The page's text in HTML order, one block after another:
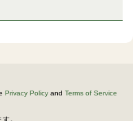
Privacy Policy and Terms of Service
す。